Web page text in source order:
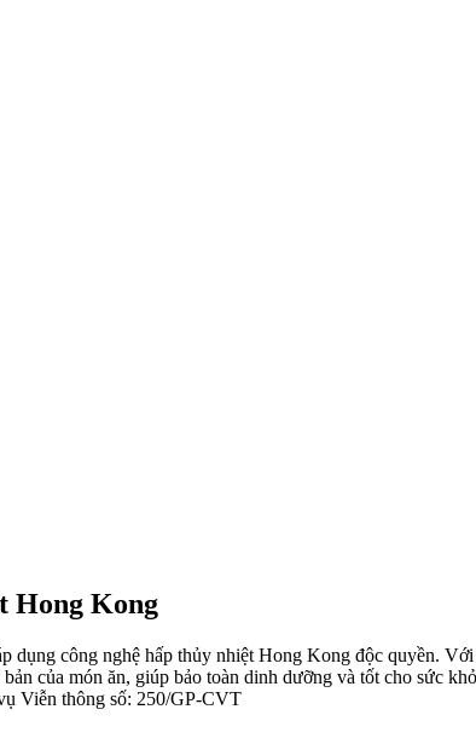
Hong Kong
dụng công nghệ hấp thủy nhiệt Hong Kong độc quyền.
của món ăn, giúp bảo toàn dinh dưỡng và tốt cho sức
Viễn thông số: 250/GP-CVT